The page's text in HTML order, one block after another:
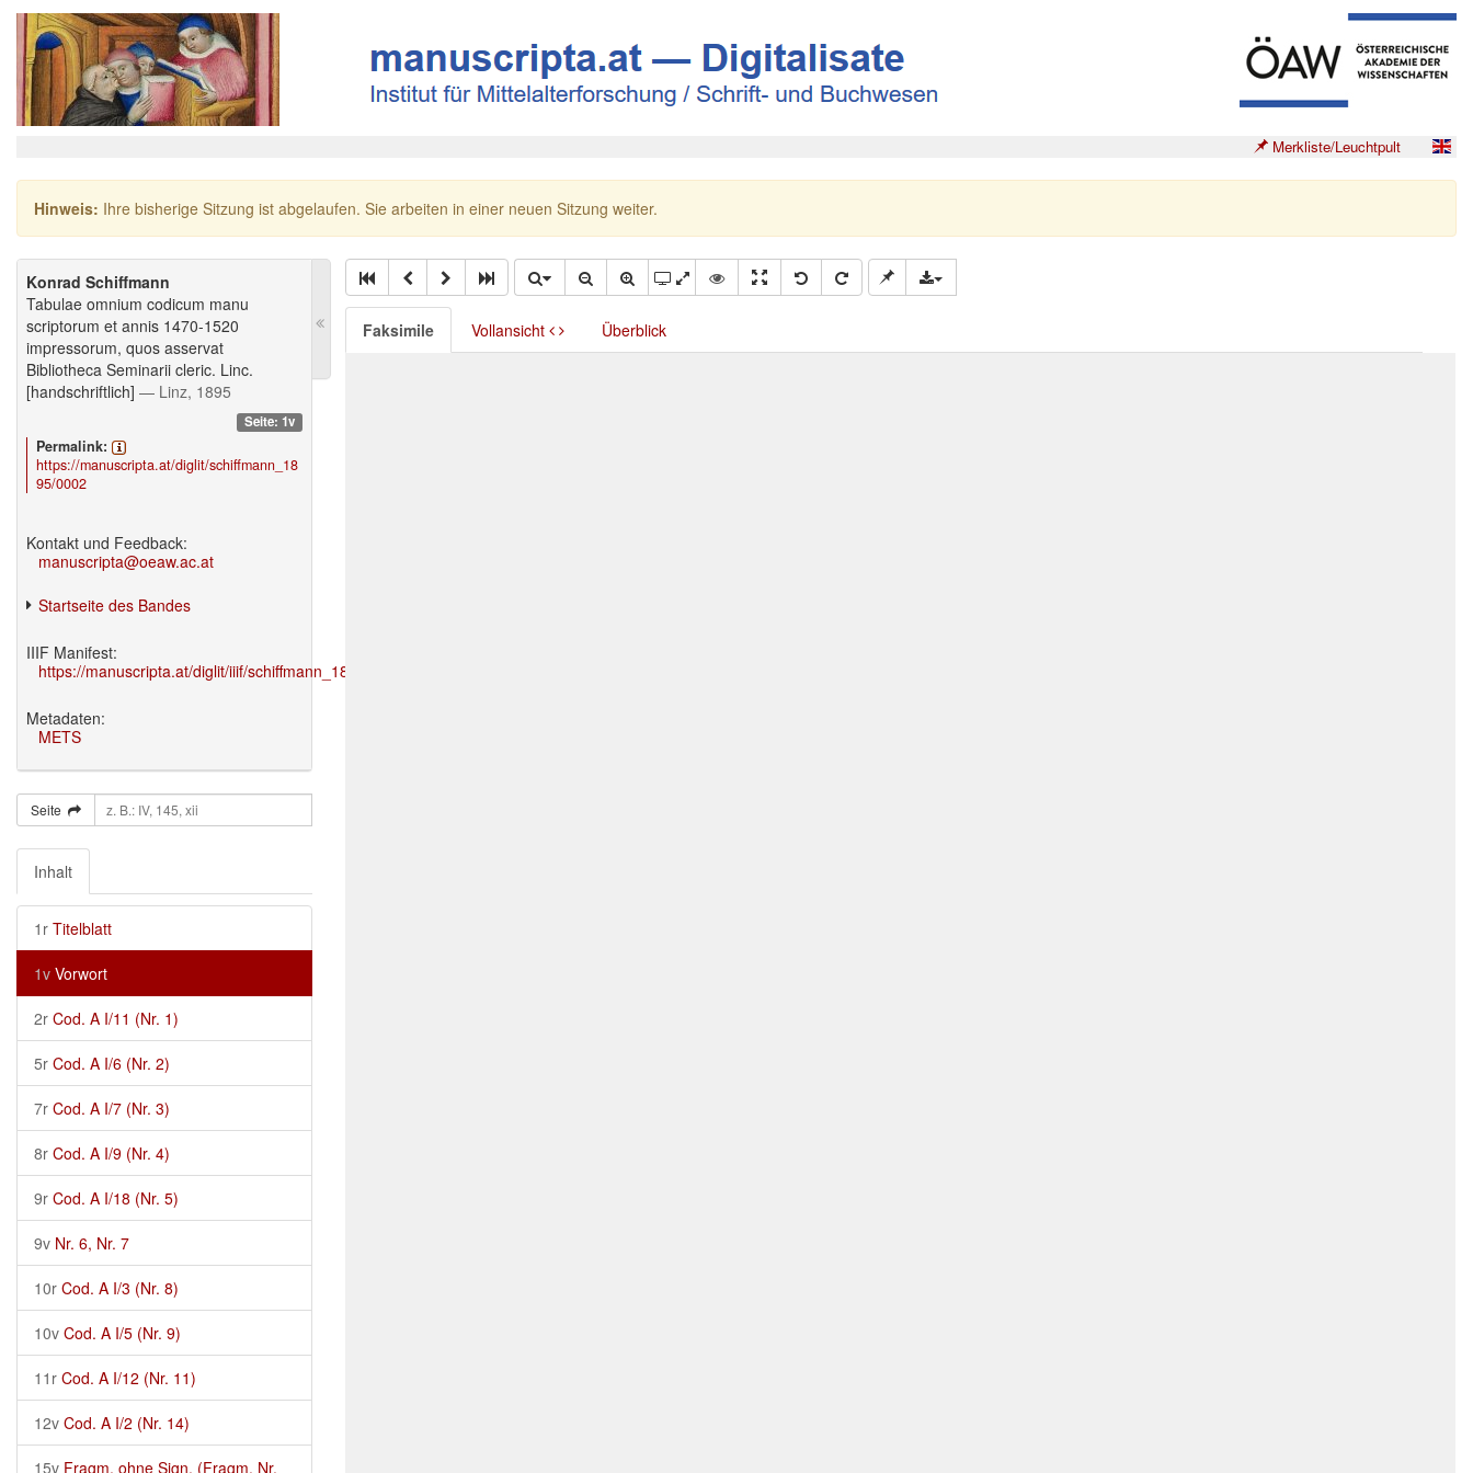
Merkliste/Leuchtpult
Hinweis: Ihre bisherige Sitzung ist abgelaufen. Sie arbeiten in einer neuen Sitzung weiter.
Konrad Schiffmann
Tabulae omnium codicum manu
scriptorum et annis 1470-1520
impressorum, quos asservat
Bibliotheca Seminarii cleric. Linc.
[handschriftlich] — Linz, 1895
Seite: 1v
Permalink:
https://manuscripta.at/diglit/schiffmann_18
95/0002
Kontakt und Feedback:
manuscripta@oeaw.ac.at
Startseite des Bandes
IIIF Manifest:
https://manuscripta.at/diglit/iiif/schiffmann_1895/manifest.json
Metadaten:
METS
Seite
Inhalt
1r Titelblatt
1v Vorwort
2r Cod. A I/11 (Nr. 1)
5r Cod. A I/6 (Nr. 2)
7r Cod. A I/7 (Nr. 3)
8r Cod. A I/9 (Nr. 4)
9r Cod. A I/18 (Nr. 5)
9v Nr. 6, Nr. 7
10r Cod. A I/3 (Nr. 8)
10v Cod. A I/5 (Nr. 9)
11r Cod. A I/12 (Nr. 11)
12v Cod. A I/2 (Nr. 14)
15v Fragm. ohne Sign. (Fragm. Nr.
Faksimile Vollansicht Überblick